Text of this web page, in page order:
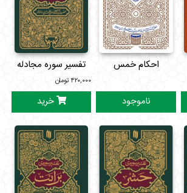
احکام خمس
ناموجود
تفسیر سوره مجادله
۴۲۰,۰۰۰ تومان
خرید